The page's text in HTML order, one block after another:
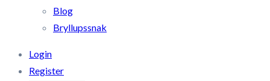
Blog
Bryllupssnak
Login
Register